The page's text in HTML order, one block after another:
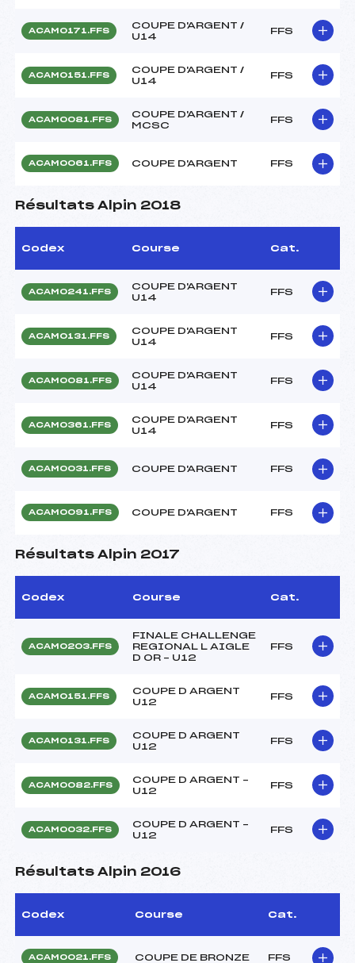
ACAM0171.FFS
COUPE D'ARGENT /
U14
FFS
ACAM0151.FFS
COUPE D'ARGENT /
U14
FFS
ACAM0081.FFS
COUPE D'ARGENT /
MCSC
FFS
ACAM0061.FFS COUPE D'ARGENT FFS
Résultats Alpin 2018
Codex Course Cat.
ACAM0241.FFS
COUPE D'ARGENT
U14
FFS
ACAM0131.FFS
COUPE D'ARGENT
U14
FFS
ACAM0081.FFS
COUPE D'ARGENT
U14
FFS
ACAM0361.FFS
COUPE D'ARGENT
U14
FFS
ACAM0031.FFS COUPE D'ARGENT FFS
ACAM0091.FFS COUPE D'ARGENT FFS
Résultats Alpin 2017
Codex Course Cat.
ACAM0203.FFS
FINALE CHALLENGE
REGIONAL L AIGLE
D OR – U12
FFS
ACAM0151.FFS
COUPE D ARGENT
U12
FFS
ACAM0131.FFS
COUPE D ARGENT
U12
FFS
ACAM0082.FFS
COUPE D ARGENT –
U12
FFS
ACAM0032.FFS
COUPE D ARGENT –
U12
FFS
Résultats Alpin 2016
Codex Course Cat.
ACAM0021.FFS COUPE DE BRONZE FFS